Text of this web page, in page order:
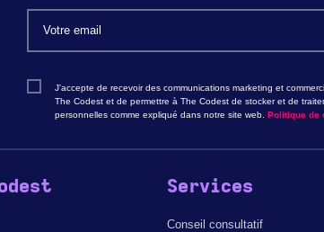
J'accepte de recevoir des communications marketing et
The Codest et de permettre à The Codest de stocker et de
personnelles comme expliqué dans notre site web.Politique de
Services
Conseil consultatif